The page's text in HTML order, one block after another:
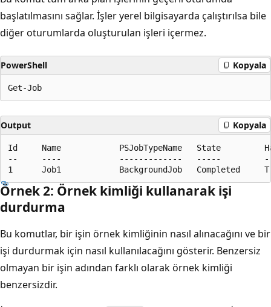
başlatılmasını sağlar. İşler yerel bilgisayarda çalıştırılsa bile
diğer oturumlarda oluşturulan işleri içermez.
PowerShell Kopyala
Output Kopyala
Id     Name            PSJobTypeName   State
--     ----            -------------   -----
Örnek 2: Örnek kimliği kullanarak işi
durdurma
Bu komutlar, bir işin örnek kimliğinin nasıl alınacağını ve bir
işi durdurmak için nasıl kullanılacağını gösterir. Benzersiz
olmayan bir işin adından farklı olarak örnek kimliği
benzersizdir.